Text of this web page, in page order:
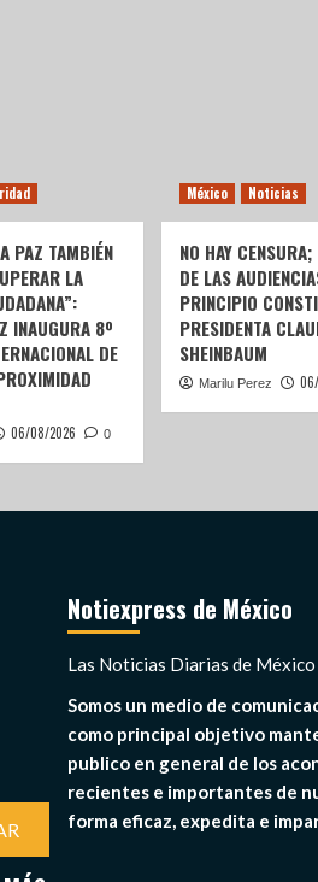
PAZ TAMBIÉN
LA
INAUGURA 8º
DE
06/08/2026 0
México Noticias
NO HAY
DE LAS
PRINCIPIO
PRESIDENTA
SHEINBAUM
Marilu Perez
Notiexpress de México
Las Noticias Diarias de
Somos un medio de
como principal objetivo
publico en general de los
recientes e importantes de
forma eficaz, expedita e